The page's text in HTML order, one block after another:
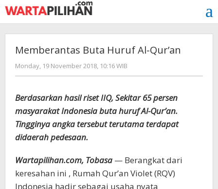
Skip
to
content
Memberantas Buta Huruf Al-Qur’an
Monday, 19 November 2018, 10:16 WIB
Adi
Berdasarkan hasil riset IIQ, Sekitar 65 persen
masyarakat Indonesia buta huruf Al-Qur’an.
Tingginya angka tersebut terutama terdapat
didaerah pedesaan.
Wartapilihan.com, Tobasa — Berangkat dari
keresahan ini , Rumah Qur’an Violet (RQV)
Indonesia hadir sebagai usaha nyata